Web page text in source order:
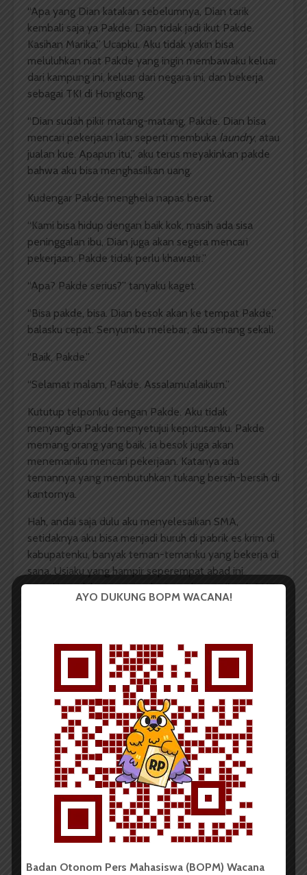
“Apa yang Dian katakan sebelumnya, Dian tarik
kembali saja ya Pakde. Dian tidak jadi ikut Pakde.
Kasihan Marika,” Ucapku. Aku tidak yakin bisa
meluluhkan niat Pakde yang ingin membawaku keluar
dari kampung ini, keluar dari negara ini, dan bekerja
sebagai TKI di Hongkong.
“Dian sudah pikir matang-matang, Pakde. Dian bisa
mencari pekerjaan lain seperti membuka laundry, atau
jualan kue. Apapun itu,” aku terus meyakinkan pakde
bahwa aku bisa menghasilkan uang.
Kudengar Pakde menghela napas berat.
“Kami bisa hidup dengan baik kok, masih ada sisa
peninggalan ibu, Dian juga akan segera mencari
pekerjaan. Pakde tidak perlu khawatir.”
“Apa? Pakde serius?” tanyaku kaget.
“Bisa pakde, bisa. Dian besok akan ke tempat Pakde,”
balasku cepat. Senyumku melebar, aku senang sekali.
“Baik, Pakde.”
“Selamat malam, Pakde. Assalamu’alaikum.”
Kututup telponku dengan Pakde. Aku tidak
menyangka Pakde menyetujui keputusanku. Pakde
memang orang yang baik, ia besok juga akan
menemaniku mencari pekerjaan. Katanya ada
temannya yang membutuhkan tukang bersih-bersih di
kantornya.
Hah, andai saja dulu aku menyelesaikan SMA,
setidaknya aku bisa menjadi buruh di pabrik es krim di
kabupatenku, banyak teman-temanku yang bekerja di
sana. Usiaku yang hampir seperempat abad ini
semakin sudah mencari pekerjaan dengan ijazah SMP
ku. Kehidupan sehari-hari kami dapat terpenuhi karena
Aku sudah menganggur selama satu tahun, tak ada
yang mau menerimaku bekerja. Dan minggu lalu
Pakde, adik ibu, menelponku dan menawariku untuk
bekerja sebagai TKI. Aku menolaknya, siapa yang
akan menjaga Marika jika aku tidak ada? Pakde
memaksaku dan meneleponku hampir setiap hari.
Namun hari ini aku bisa meluluhkan pakde. Aku tidak
akan pergi menjadi TKI. Pakde tadi juga bilang akan
membantu mencari perawatan untuk Marika, sesuai
janji pakde sebelumnya jika aku setuju menjadi TKI.
Tapi sekarang aku tidak perlu menjadi TKI, dan Marika
akan tetap mendapatkan bantuan perawatan. Aku
senang sekali.
AYO DUKUNG BOPM WACANA!
Badan Otonom Pers Mahasiswa (BOPM) Wacana